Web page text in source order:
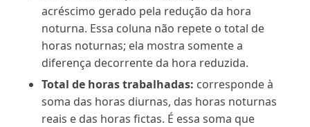
acréscimo gerado pela redução da hora
noturna. Essa coluna não repete o total de
horas noturnas; ela mostra somente a
diferença decorrente da hora reduzida.
Total de horas trabalhadas: corresponde à
soma das horas diurnas, das horas noturnas
reais e das horas fictas. É essa soma que